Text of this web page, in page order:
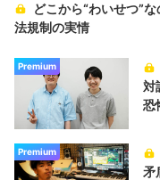
どこから“わいせつ”
法規制の実情
Premium
対
恐
Premium
矛